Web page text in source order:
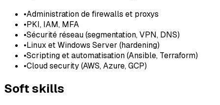
•Administration de firewalls et proxys
•PKI, IAM, MFA
•Sécurité réseau (segmentation, VPN, DNS)
•Linux et Windows Server (hardening)
•Scripting et automatisation (Ansible, Terraform)
•Cloud security (AWS, Azure, GCP)
Soft skills